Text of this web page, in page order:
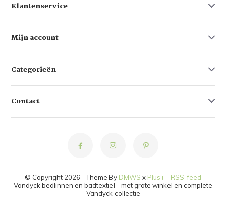
Klantenservice
Mijn account
Categorieën
Contact
© Copyright 2026 - Theme By DMWS x Plus+ - RSS-feed
Vandyck bedlinnen en badtextiel - met grote winkel en complete
Vandyck collectie